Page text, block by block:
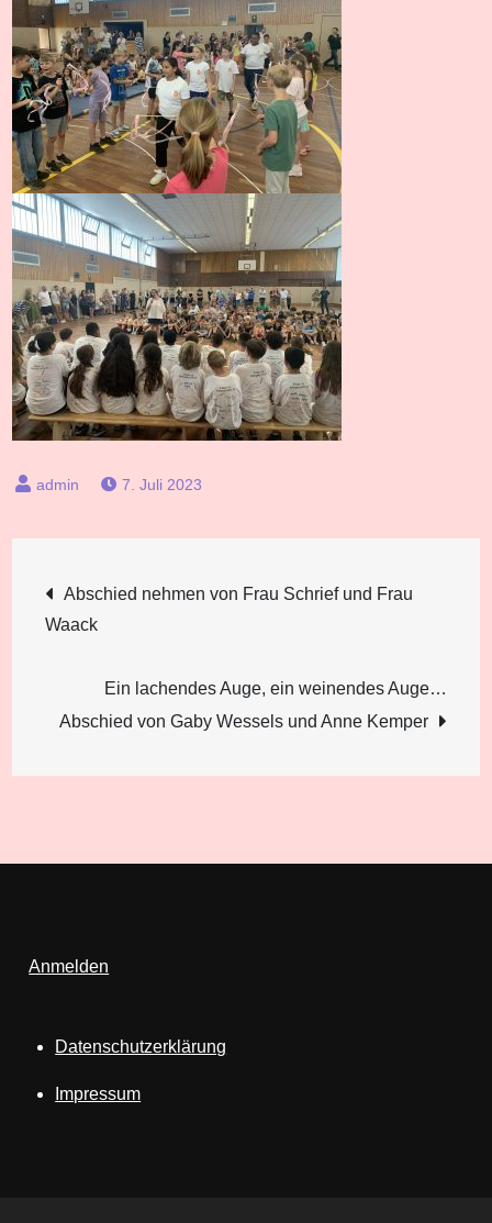
7. Juli 2023
Beitragsnavigation
Abschied nehmen von Frau Schrief und Frau
Waack
Ein lachendes Auge, ein weinendes Auge…
Abschied von Gaby Wessels und Anne Kemper
Anmelden
Datenschutzerklärung
Impressum